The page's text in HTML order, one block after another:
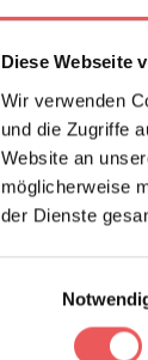
Diese Webseite
Wir verwenden
und die Zugriffe
Website an
möglicherweise
der Dienste